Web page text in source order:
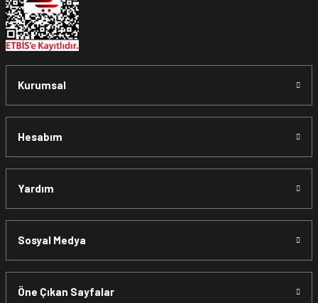
Kurumsal
Hesabım
Yardım
Sosyal Medya
Öne Çıkan Sayfalar